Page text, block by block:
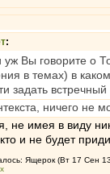
:
уж Вы говорите о
в темах) в
задать
ничего не
не имея в виду
и не будет
Ящерок (Вт 17 Сен